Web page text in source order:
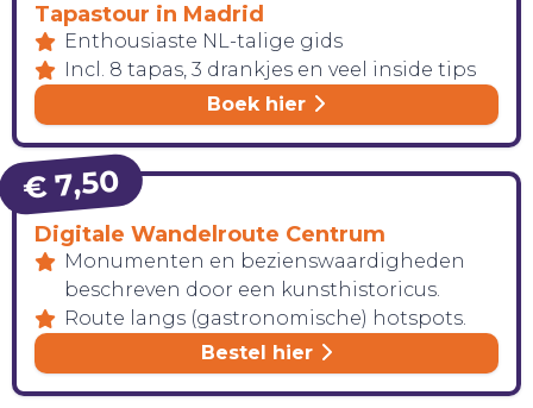
Tapastour in Madrid
Enthousiaste NL-talige gids
Incl. 8 tapas, 3 drankjes en veel inside tips
Boek hier
€ 7,50
Digitale Wandelroute Centrum
Monumenten en bezienswaardigheden
beschreven door een kunsthistoricus.
Route langs (gastronomische) hotspots.
Bestel hier